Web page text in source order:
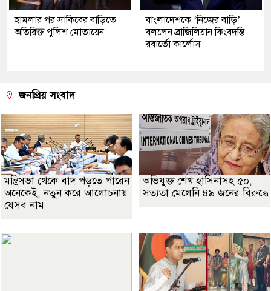
হামলার পর সাকিবের বাড়িতে
অতিরিক্ত পুলিশ মোতায়েন
বাংলাদেশকে ‘নিজের বাড়ি’
বললেন ব্রাজিলিয়ান কিংবদন্তি
রবার্তো কার্লোস
জনপ্রিয় সংবাদ
মন্ত্রিসভা থেকে বাদ পড়তে পারেন
অনেকেই, নতুন করে আলোচনায়
যেসব নাম
অভিযুক্ত শেখ হাসিনাসহ ৫০,
সত্যতা মেলেনি ৪৯ জনের বিরুদ্ধে